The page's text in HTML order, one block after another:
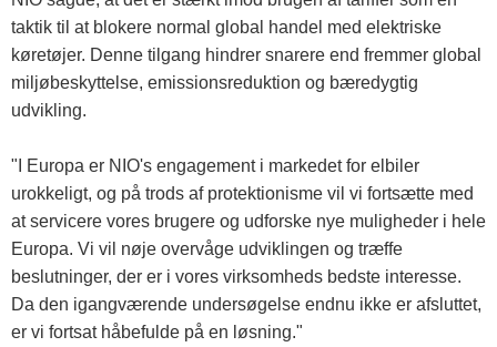
taktik til at blokere normal global handel med elektriske
køretøjer. Denne tilgang hindrer snarere end fremmer global
miljøbeskyttelse, emissionsreduktion og bæredygtig
udvikling.
"I Europa er NIO's engagement i markedet for elbiler
urokkeligt, og på trods af protektionisme vil vi fortsætte med
at servicere vores brugere og udforske nye muligheder i hele
Europa. Vi vil nøje overvåge udviklingen og træffe
beslutninger, der er i vores virksomheds bedste interesse.
Da den igangværende undersøgelse endnu ikke er afsluttet,
er vi fortsat håbefulde på en løsning."